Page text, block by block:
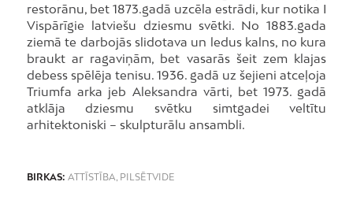
restorānu, bet 1873.gadā uzcēla estrādi, kur notika I
Vispārīgie latviešu dziesmu svētki. No 1883.gada
ziemā te darbojās slidotava un ledus kalns, no kura
braukt ar ragaviņām, bet vasarās šeit zem klajas
debess spēlēja tenisu. 1936. gadā uz šejieni atceļoja
Triumfa arka jeb Aleksandra vārti, bet 1973. gadā
atklāja dziesmu svētku simtgadei veltītu
arhitektoniski – skulpturālu ansambli.
BIRKAS: ATTĪSTĪBA, PILSĒTVIDE